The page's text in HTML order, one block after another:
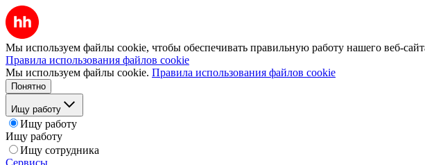
Мы используем файлы cookie, чтобы обеспечивать правильную работу нашего веб-
Правила использования файлов cookie
Мы используем файлы cookie. Правила использования файлов cookie
Понятно
Ищу работу
Ищу работу
Ищу работу
Ищу сотрудника
Сервисы